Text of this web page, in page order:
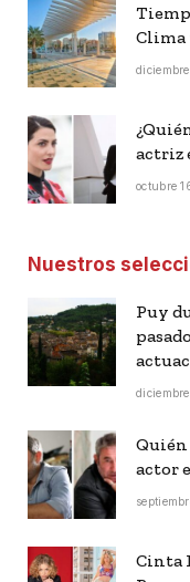
Clima
actriz
octubre
Nuestros
Puy
Quién
actor
Cinta